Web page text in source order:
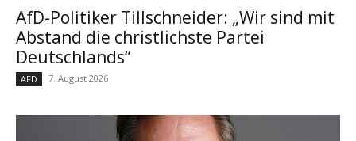
AfD-Politiker Tillschneider: „Wir sind mit
Abstand die christlichste Partei
Deutschlands“
AFD 7. August 2026